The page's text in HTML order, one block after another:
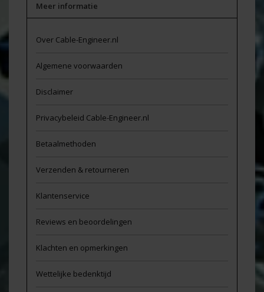
Meer informatie
Over Cable-Engineer.nl
Algemene voorwaarden
Disclaimer
Privacybeleid Cable-Engineer.nl
Betaalmethoden
Verzenden & retourneren
Klantenservice
Reviews en beoordelingen
Klachten en opmerkingen
Wettelijke bedenktijd